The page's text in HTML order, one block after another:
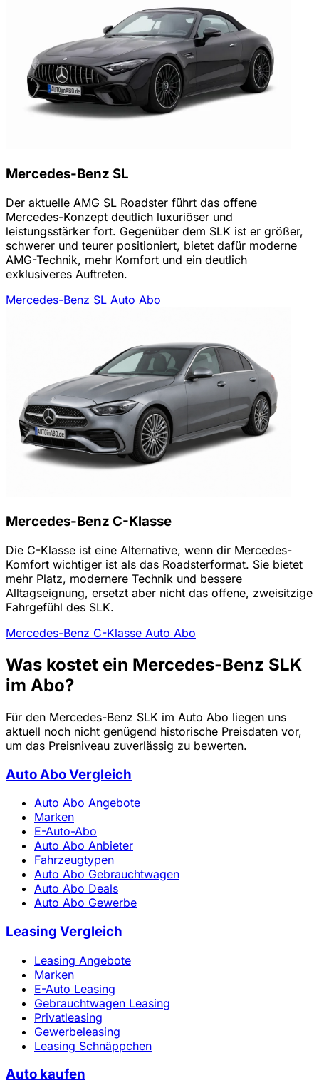
Mercedes-Benz SL
Der aktuelle AMG SL Roadster führt das offene
Mercedes-Konzept deutlich luxuriöser und
leistungsstärker fort. Gegenüber dem SLK ist er größer,
schwerer und teurer positioniert, bietet dafür moderne
AMG-Technik, mehr Komfort und ein deutlich
exklusiveres Auftreten.
Mercedes-Benz SL Auto Abo
Mercedes-Benz C-Klasse
Die C-Klasse ist eine Alternative, wenn dir Mercedes-
Komfort wichtiger ist als das Roadsterformat. Sie bietet
mehr Platz, modernere Technik und bessere
Alltagseignung, ersetzt aber nicht das offene, zweisitzige
Fahrgefühl des SLK.
Mercedes-Benz C-Klasse Auto Abo
Was kostet ein Mercedes-Benz SLK
im Abo?
Für den Mercedes-Benz SLK im Auto Abo liegen uns
aktuell noch nicht genügend historische Preisdaten vor,
um das Preisniveau zuverlässig zu bewerten.
Auto Abo Vergleich
Auto Abo Angebote
Marken
E-Auto-Abo
Auto Abo Anbieter
Fahrzeugtypen
Auto Abo Gebrauchtwagen
Auto Abo Deals
Auto Abo Gewerbe
Leasing Vergleich
Leasing Angebote
Marken
E-Auto Leasing
Gebrauchtwagen Leasing
Privatleasing
Gewerbeleasing
Leasing Schnäppchen
Auto kaufen